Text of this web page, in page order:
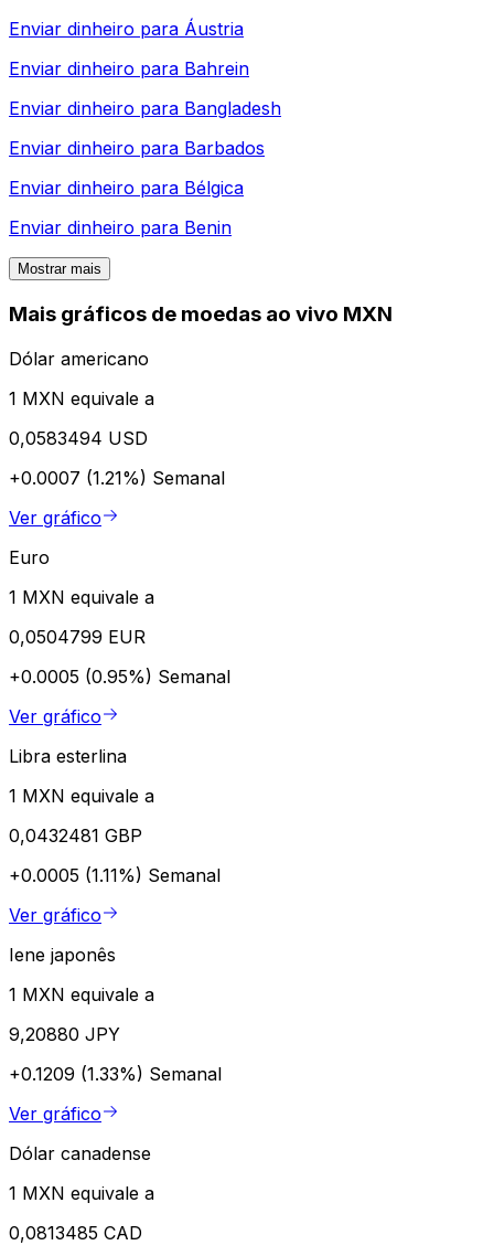
Enviar dinheiro para Áustria
Enviar dinheiro para Bahrein
Enviar dinheiro para Bangladesh
Enviar dinheiro para Barbados
Enviar dinheiro para Bélgica
Enviar dinheiro para Benin
Mostrar mais
Mais gráficos de moedas ao vivo MXN
Dólar americano
1 MXN equivale a
0,0583494 USD
+0.0007 (1.21%) Semanal
Ver gráfico
Euro
1 MXN equivale a
0,0504799 EUR
+0.0005 (0.95%) Semanal
Ver gráfico
Libra esterlina
1 MXN equivale a
0,0432481 GBP
+0.0005 (1.11%) Semanal
Ver gráfico
Iene japonês
1 MXN equivale a
9,20880 JPY
+0.1209 (1.33%) Semanal
Ver gráfico
Dólar canadense
1 MXN equivale a
0,0813485 CAD